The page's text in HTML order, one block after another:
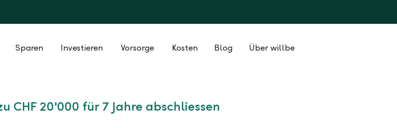
Sparen Investieren Vorsorge Kosten Blog Über willbe
CHF 20'000 für 7 Jahre abschliessen